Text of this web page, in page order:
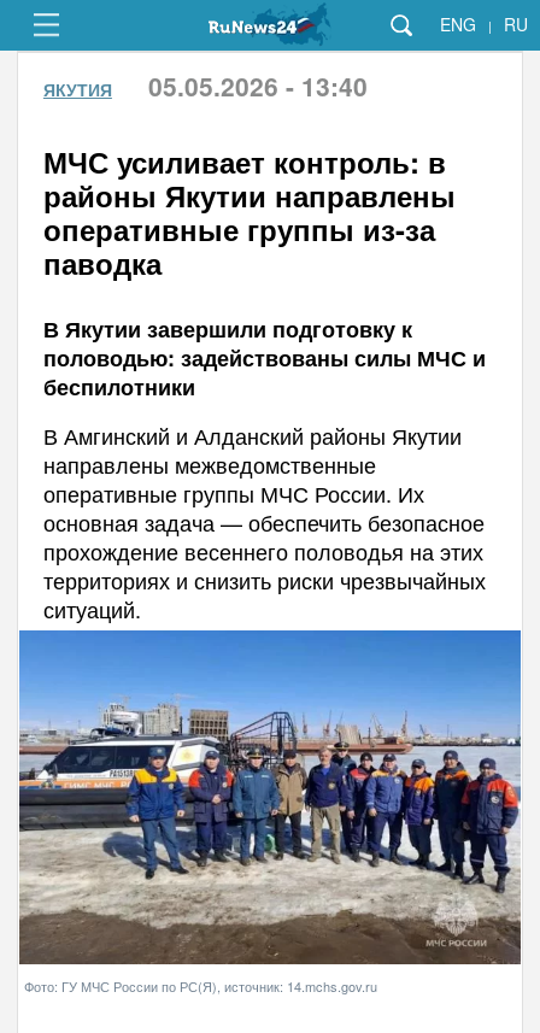
ENG | RU
ЯКУТИЯ 05.05.2026 - 13:40
МЧС усиливает контроль: в
районы Якутии направлены
оперативные группы из-за
паводка
В Якутии завершили подготовку к
половодью: задействованы силы МЧС и
беспилотники
В Амгинский и Алданский районы Якутии
направлены межведомственные
оперативные группы МЧС России. Их
основная задача — обеспечить безопасное
прохождение весеннего половодья на этих
территориях и снизить риски чрезвычайных
ситуаций.
Фото: ГУ МЧС России по РС(Я), источник: 14.mchs.gov.ru